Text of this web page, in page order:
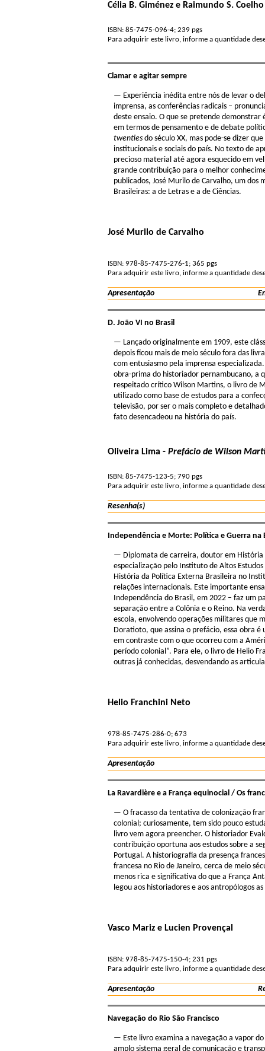
Célia B. Giménez e Raimundo S. Coelho
ISBN: 85-7475-096-4; 239 pgs
Para adquirir este livro, informe a quantidade
Clamar e agitar sempre
— Experiência inédita entre nós de levar o
imprensa, as conferências radicais –
deste ensaio. O que se pretende demonstrar
em termos de pensamento e de debate
twenties do século XX, mas pode-se dizer
institucionais e sociais do país. No texto de
precioso material até agora esquecido em
grande contribuição para o melhor
publicados, José Murilo de Carvalho, um
Brasileiras: a de Letras e a de Ciências.
José Murilo de Carvalho
ISBN: 978-85-7475-276-1; 365 pgs
Para adquirir este livro, informe a quantidade
Apresentação
D. João VI no Brasil
— Lançado originalmente em 1909, este
depois ficou mais de meio século fora das
com entusiasmo pela imprensa
obra-prima do historiador pernambucano, a
respeitado crítico Wilson Martins, o livro de
utilizado como base de estudos para a
televisão, por ser o mais completo e
fato desencadeou na história do país.
Oliveira Lima - Prefácio de Wilson
ISBN: 85-7475-123-5; 790 pgs
Para adquirir este livro, informe a quantidade
Resenha(s)
Independência e Morte: Política e Guerra na
— Diplomata de carreira, doutor em História
especialização pelo Instituto de Altos
História da Política Externa Brasileira no
relações internacionais. Este importante
Independência do Brasil, em 2022 – faz um
separação entre a Colônia e o Reino. Na
escola, envolvendo operações militares que
Doratioto, que assina o prefácio, essa obra
em contraste com o que ocorreu com a
período colonial”. Para ele, o livro de Helio
outras já conhecidas, desvendando as
Helio Franchini Neto
978-85-7475-286-0; 673
Para adquirir este livro, informe a quantidade
Apresentação
La Ravardière e a França equinocial / Os
— O fracasso da tentativa de colonização
colonial; curiosamente, tem sido pouco
livro vem agora preencher. O historiador
contribuição oportuna aos estudos sobre a
Portugal. A historiografia da presença
francesa no Rio de Janeiro, cerca de meio
menos rica e significativa do que a França
legou aos historiadores e aos antropólogos
Vasco Mariz e Lucien Provençal
ISBN: 978-85-7475-150-4; 231 pgs
Para adquirir este livro, informe a quantidade
Apresentação
Navegação do Rio São Francisco
— Este livro examina a navegação a vapor
amplo sistema geral de comunicação e